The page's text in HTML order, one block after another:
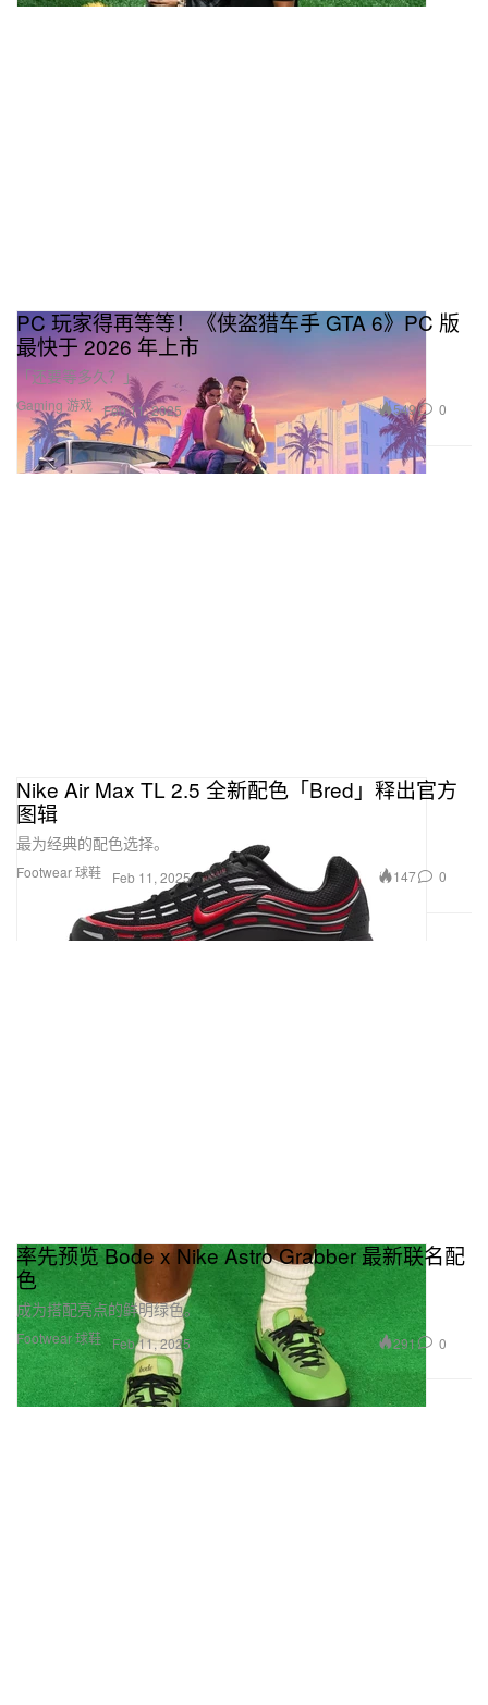
Gaming 游戏
PC 玩家得再等等！《侠盗猎车手 GTA 6》PC 版
最快于 2026 年上市
「还要等多久？」
Feb 11, 2025 549 0
Footwear 球鞋
Nike Air Max TL 2.5 全新配色「Bred」释出官方
图辑
最为经典的配色选择。
Feb 11, 2025 147 0
Footwear 球鞋
率先预览 Bode x Nike Astro Grabber 最新联名配
色
成为搭配亮点的鲜明绿色。
Feb 11, 2025 291 0